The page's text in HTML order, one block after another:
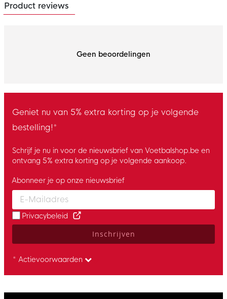
Product reviews
Geen beoordelingen
Geniet nu van 5% extra korting op je volgende
bestelling!*
Schrijf je nu in voor de nieuwsbrief van Voetbalshop.be en
ontvang 5% extra korting op je volgende aankoop.
Enter your email and accept the privacy policy to subscribe to
Abonneer je op onze nieuwsbrief
Privacybeleid
Inschrijven
* Actievoorwaarden